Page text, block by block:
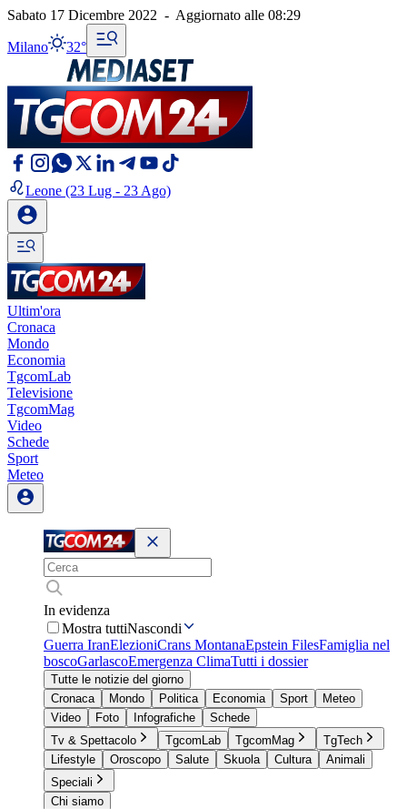
Sabato 17 Dicembre 2022 - Aggiornato alle 08:29
Milano 32°
Leone (23 Lug - 23 Ago)
Ultim'ora
Cronaca
Mondo
Economia
TgcomLab
Televisione
TgcomMag
Video
Schede
Sport
Meteo
In evidenza
Mostra tuttiNascondi
Guerra IranElezioniCrans MontanaEpstein FilesFamiglia nel
boscoGarlascoEmergenza ClimaTutti i dossier
Tutte le notizie del giorno
Cronaca
Mondo Politica Economia Sport
Meteo
Video
Foto Infografiche
Schede
Tv & Spettacolo
TgcomLab TgcomMag
TgTech
Lifestyle
Oroscopo Salute Skuola Cultura
Animali
Speciali
Chi siamo